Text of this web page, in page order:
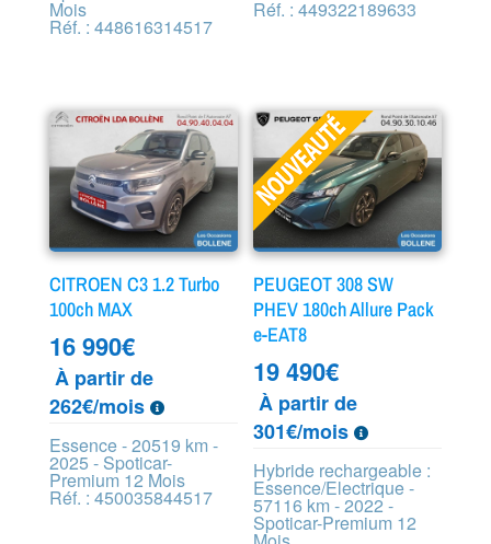
Mois
Réf. : 448616314517
Réf. : 449322189633
CITROEN C3 1.2 Turbo
100ch MAX
16 990€
À partir de
262€/mois
Essence - 20519 km -
2025 - Spoticar-
Premium 12 Mois
Réf. : 450035844517
PEUGEOT 308 SW
PHEV 180ch Allure Pack
e-EAT8
19 490€
À partir de
301€/mois
Hybride rechargeable :
Essence/Electrique -
57116 km - 2022 -
Spoticar-Premium 12